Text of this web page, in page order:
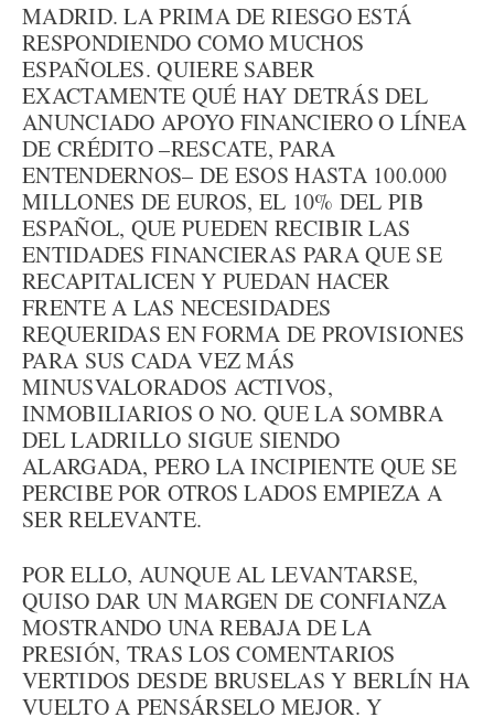
MADRID. LA PRIMA DE RIESGO ESTÁ
RESPONDIENDO COMO MUCHOS
ESPAÑOLES. QUIERE SABER
EXACTAMENTE QUÉ HAY DETRÁS DEL
ANUNCIADO APOYO FINANCIERO O LÍNEA
DE CRÉDITO –RESCATE, PARA
ENTENDERNOS– DE ESOS HASTA 100.000
MILLONES DE EUROS, EL 10% DEL PIB
ESPAÑOL, QUE PUEDEN RECIBIR LAS
ENTIDADES FINANCIERAS PARA QUE SE
RECAPITALICEN Y PUEDAN HACER
FRENTE A LAS NECESIDADES
REQUERIDAS EN FORMA DE PROVISIONES
PARA SUS CADA VEZ MÁS
MINUSVALORADOS ACTIVOS,
INMOBILIARIOS O NO. QUE LA SOMBRA
DEL LADRILLO SIGUE SIENDO
ALARGADA, PERO LA INCIPIENTE QUE SE
PERCIBE POR OTROS LADOS EMPIEZA A
SER RELEVANTE.
POR ELLO, AUNQUE AL LEVANTARSE,
QUISO DAR UN MARGEN DE CONFIANZA
MOSTRANDO UNA REBAJA DE LA
PRESIÓN, TRAS LOS COMENTARIOS
VERTIDOS DESDE BRUSELAS Y BERLÍN HA
VUELTO A PENSÁRSELO MEJOR. Y